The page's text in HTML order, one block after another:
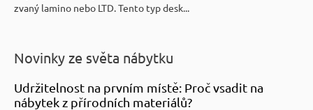
zvaný lamino nebo LTD. Tento typ desk...
Novinky ze světa nábytku
Udržitelnost na prvním místě: Proč vsadit na
nábytek z přírodních materiálů?